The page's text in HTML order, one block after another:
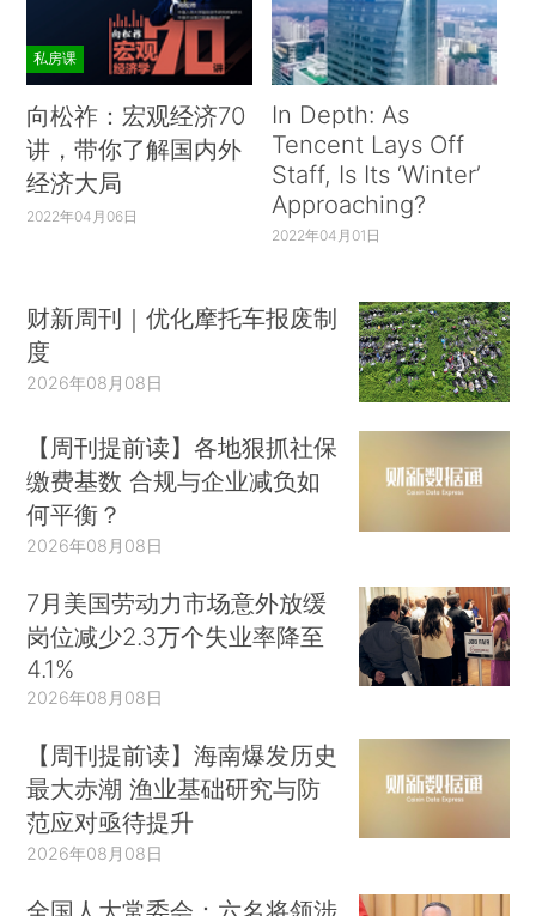
私房课
向松祚：宏观经济70
讲，带你了解国内外
经济大局
2022年04月06日
In Depth: As
Tencent Lays Off
Staff, Is Its ‘Winter’
Approaching?
2022年04月01日
财新周刊｜优化摩托车报废制
度
2026年08月08日
【周刊提前读】各地狠抓社保
缴费基数 合规与企业减负如
何平衡？
2026年08月08日
7月美国劳动力市场意外放缓
岗位减少2.3万个失业率降至
4.1%
2026年08月08日
【周刊提前读】海南爆发历史
最大赤潮 渔业基础研究与防
范应对亟待提升
2026年08月08日